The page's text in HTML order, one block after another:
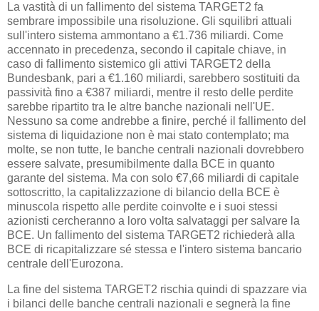
La vastità di un fallimento del sistema TARGET2 fa
sembrare impossibile una risoluzione. Gli squilibri attuali
sull'intero sistema ammontano a €1.736 miliardi. Come
accennato in precedenza, secondo il capitale chiave, in
caso di fallimento sistemico gli attivi TARGET2 della
Bundesbank, pari a €1.160 miliardi, sarebbero sostituiti da
passività fino a €387 miliardi, mentre il resto delle perdite
sarebbe ripartito tra le altre banche nazionali nell'UE.
Nessuno sa come andrebbe a finire, perché il fallimento del
sistema di liquidazione non è mai stato contemplato; ma
molte, se non tutte, le banche centrali nazionali dovrebbero
essere salvate, presumibilmente dalla BCE in quanto
garante del sistema. Ma con solo €7,66 miliardi di capitale
sottoscritto, la capitalizzazione di bilancio della BCE è
minuscola rispetto alle perdite coinvolte e i suoi stessi
azionisti cercheranno a loro volta salvataggi per salvare la
BCE. Un fallimento del sistema TARGET2 richiederà alla
BCE di ricapitalizzare sé stessa e l'intero sistema bancario
centrale dell'Eurozona.
La fine del sistema TARGET2 rischia quindi di spazzare via
i bilanci delle banche centrali nazionali e segnerà la fine